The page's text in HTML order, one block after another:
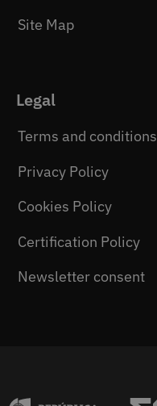
Site Map
Legal
Terms and conditions
Privacy Policy
Cookies Policy
Certification Policy
Newsletter consent